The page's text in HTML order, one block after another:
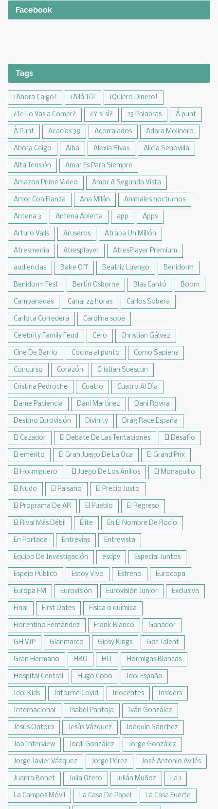
Facebook
Tags
¡Ahora Caigo! ¡Allá Tú! ¡Quiero Dinero!
¿Te Lo Vas a Comer? ¿Y si sí? 25 Palabras Á punt
À Punt Acacias 38 Acorralados Adara Molinero
Ahora Caigo Alba Alexia Rivas Alicia Senovilla
Alta Tensión Amar Es Para Siempre
Amazon Prime Video Amor A Segunda Vista
Amor Con Fianza Ana Milán Animales nocturnos
Antena 3 Antena Abierta app Apps
Arturo Valls Aruseros Atrapa Un Millón
Atresmedia Atresplayer AtresPlayer Premium
audiencias Bake Off Beatriz Luengo Benidorm
Benidorm Fest Bertín Osborne Blas Cantó Boom
Campanadas Canal 24 horas Carlos Sobera
Carlota Corredera Carolina sobe
Celebrity Family Feud Cero Christian Gálvez
Cine De Barrio Cocina al punto Como Sapiens
Concurso Corazón Cristian Suescun
Cristina Pedroche Cuatro Cuatro Al Día
Dame Paciencia Dani Martínez Dani Rovira
Destino Eurovisión Divinity Drag Race España
El Cazador El Debate De Las Tentaciones El Desafío
El emérito El Gran Juego De La Oca El Grand Prix
El Hormiguero El Juego De Los Anillos El Monaguillo
El Nudo El Paisano El Precio Justo
El Programa De AR El Pueblo El Regreso
El Rival Más Débil Élite En El Nombre De Rocío
En Portada Entrevías Entrevista
Equipo De Investigación esdpv Especial Juntos
Espejo Público Estoy Vivo Estreno Eurocopa
Europa FM Eurovisión Eurovisión Junior Exclusiva
Final First Dates Física o química
Florentino Fernández Frank Blanco Ganador
GH VIP Gianmarco Gipsy Kings Got Talent
Gran Hermano HBO HIT Hormigas Blancas
Hospital Central Hugo Cobo Idol España
Idol Kids Informe Covid Inocentes Insiders
Internacional Isabel Pantoja Iván González
Jesús Cintora Jesús Vázquez Joaquín Sánchez
Job Interview Jordi González Jorge González
Jorge Javier Vázquez Jorge Pérez José Antonio Avilés
Juanra Bonet Julia Otero Julián Muñoz La 1
La Campos Móvil La Casa De Papel La Casa Fuerte